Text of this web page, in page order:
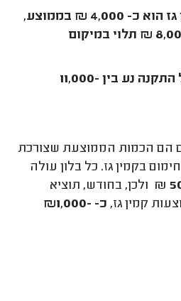
מחיר התקנת קמין גז הוא כ- 4,000 ₪ בממוצע,
אך יכול להגיע גם ל- 8,000 ₪ תלוי במיקום
מחיר קמין גז כולל התקנה נע בין 11,000-
הם הכמות הממוצעת שצורכת
בקמין גז. כל בלון עולה
₪ ולכן, בחודש, תוציא
קמין גז,
כ- ₪1,000-